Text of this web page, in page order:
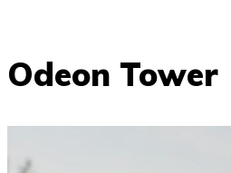
Odeon Tower